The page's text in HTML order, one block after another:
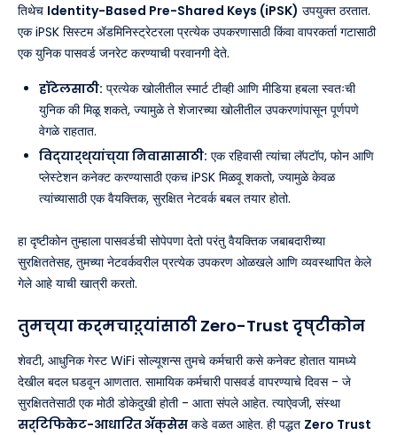
तिथेच Identity-Based Pre-Shared Keys (iPSK) उपयुक्त ठरतात.
एक iPSK सिस्टम ॲडमिनिस्ट्रेटरला प्रत्येक उपकरणासाठी किंवा वापरकर्ता गटासाठी
एक युनिक पासवर्ड जनरेट करण्याची परवानगी देते.
हॉटेलसाठी: प्रत्येक खोलीतील स्मार्ट टीव्ही आणि मीडिया हबला स्वतःची
युनिक की मिळू शकते, ज्यामुळे ते शेजारच्या खोलीतील उपकरणांपासून पूर्णपणे
वेगळे राहतात.
विद्यार्थ्यांच्या निवासासाठी: एक रहिवासी त्यांचा लॅपटॉप, फोन आणि
प्लेस्टेशन कनेक्ट करण्यासाठी एकच iPSK मिळवू शकतो, ज्यामुळे केवळ
त्यांच्यासाठी एक वैयक्तिक, सुरक्षित नेटवर्क बबल तयार होतो.
हा दृष्टीकोन तुम्हाला पासवर्डची सोपेपणा देतो परंतु वैयक्तिक जबाबदारीच्या
सुरक्षिततेसह, तुमच्या नेटवर्कवरील प्रत्येक उपकरण ओळखले आणि व्यवस्थापित केले
गेले आहे याची खात्री करतो.
तुमच्या कर्मचाऱ्यांसाठी Zero-Trust दृष्टीकोन
शेवटी, आधुनिक गेस्ट WiFi सोल्यूशन्स तुमचे कर्मचारी कसे कनेक्ट होतात यामध्ये
देखील बदल घडवून आणतात. सामायिक कर्मचारी पासवर्ड वापरण्याचे दिवस - जे
सुरक्षिततेसाठी एक मोठी डोकेदुखी होती - आता संपले आहेत. त्याऐवजी, संस्था
सर्टिफिकेट-आधारित ॲक्सेस कडे वळत आहेत. ही पद्धत Zero Trust